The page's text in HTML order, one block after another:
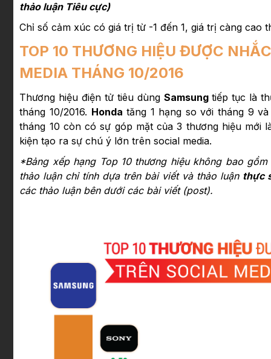
thảo luận Tiêu cực)
Chỉ số cảm xúc có giá trị từ -1 đến 1, giá trị càng cao
TOP 10 THƯƠNG HIỆU ĐƯỢC
MEDIA THÁNG 10/2016
Thương hiệu điện tử tiêu dùng Samsungtiếp tục là
tháng 10/2016. Honda tăng 1 hạng so với tháng 9
tháng 10 còn có sự góp mặt của 3 thương hiệu mới
kiện tạo ra sự chú ý lớn trên social media.
*Bảng xếp hạng Top 10 thương hiệu không bao
thảo luận chỉ tính dựa trên bài viết và thảo luận thực
các thảo luận bên dưới các bài viết (post).